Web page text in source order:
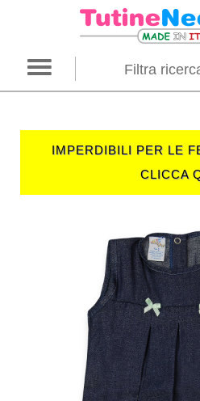
Filtra
IMPERDIBILI PER LE
CLICCA
Genere
Categoria
0